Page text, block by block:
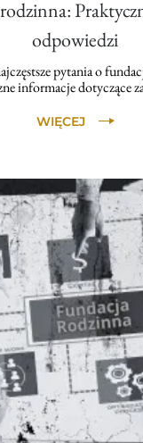
odpowiedzi
pytania o
informacje dotyczące
WIĘCEJ